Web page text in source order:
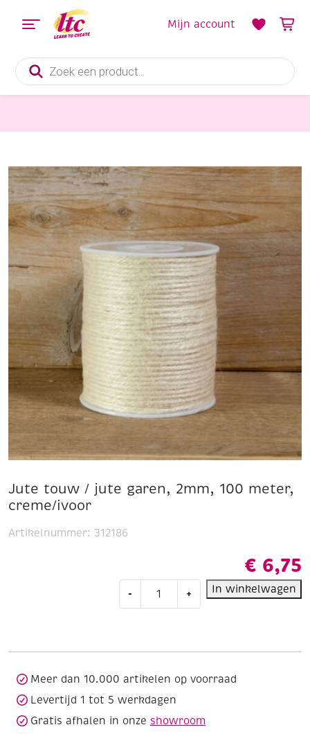
Producten
zoeken
Mijn account
Jute touw / jute garen, 2mm, 100 meter,
creme/ivoor
€ 6,75
-
100
creme/ivoor
aantal
+ In winkelwagen
Artikelnummer: 312186
Meer dan 10.000 artikelen op voorraad
Levertijd 1 tot 5 werkdagen
Gratis afhalen in onze showroom